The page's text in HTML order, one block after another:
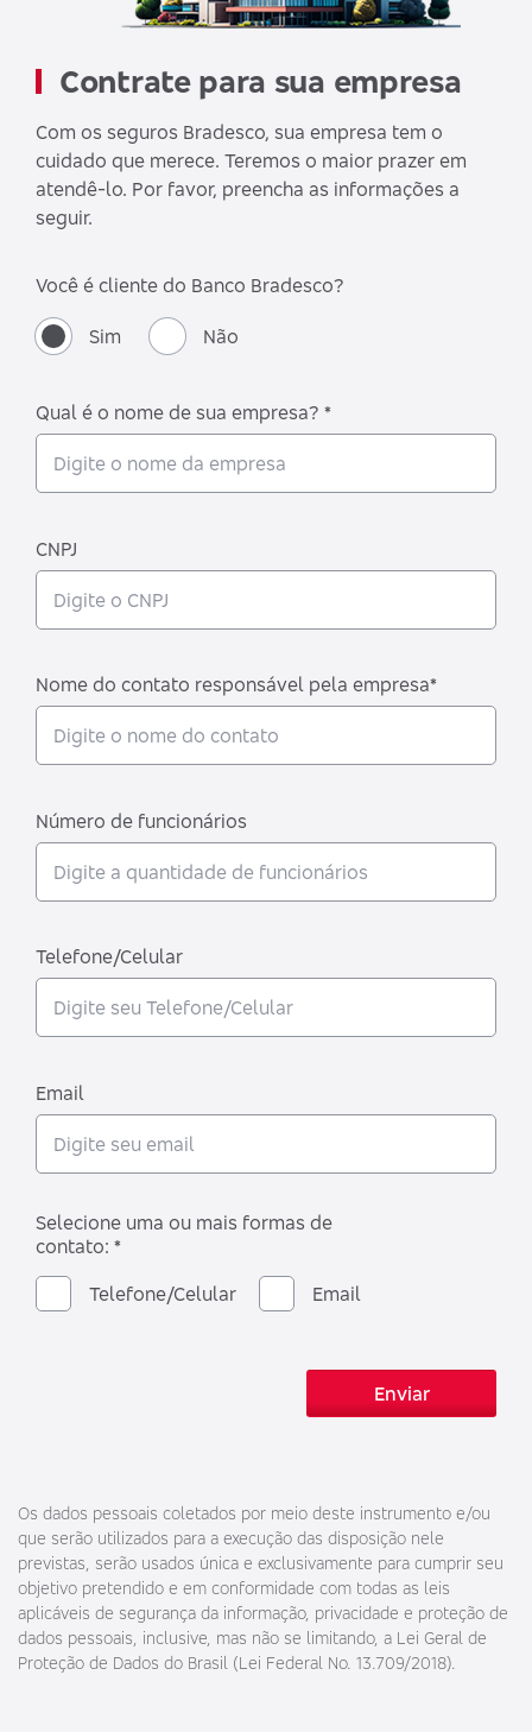
Contrate para sua empresa
Com os seguros Bradesco, sua empresa tem o
cuidado que merece. Teremos o maior prazer em
atendê-lo. Por favor, preencha as informações a
seguir.
Você é cliente do Banco Bradesco?
Sim Não
Qual é o nome de sua empresa? *
CNPJ
Nome do contato responsável pela empresa*
Número de funcionários
Telefone/Celular
Email
Selecione uma ou mais formas de
contato: *
Telefone/Celular
Email
Enviar
Os dados pessoais coletados por meio deste instrumento e/ou
que serão utilizados para a execução das disposição nele
previstas, serão usados única e exclusivamente para cumprir seu
objetivo pretendido e em conformidade com todas as leis
aplicáveis de segurança da informação, privacidade e proteção de
dados pessoais, inclusive, mas não se limitando, a Lei Geral de
Proteção de Dados do Brasil (Lei Federal No. 13.709/2018).